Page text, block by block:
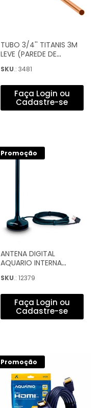
TUBO 3/4'' TITANIS 3M
LEVE (PAREDE DE
SKU.: 3481
Faça Login ou
Cadastre-se
Promoção
ANTENA DIGITAL
AQUARIO INTERNA
CABO 2,5M - DTV-100P
SKU.: 12379
Faça Login ou
Cadastre-se
Promoção